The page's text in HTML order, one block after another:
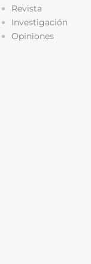
Revista
Investigación
Opiniones